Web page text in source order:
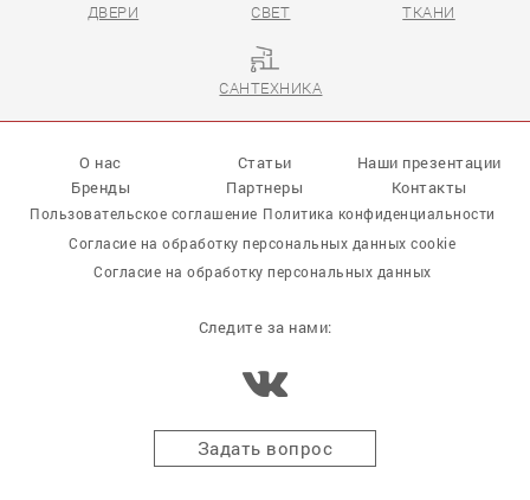
ДВЕРИ СВЕТ ТКАНИ
САНТЕХНИКА
О нас Статьи
Наши презентации
Бренды
Партнеры Контакты
Пользовательское соглашение Политика конфиденциальности
Согласие на обработку персональных данных cookie
Согласие на обработку персональных данных
Следите за нами:
Задать вопрос